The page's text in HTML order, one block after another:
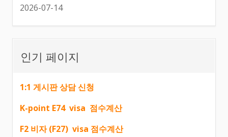
2026-07-14
인기 페이지
1:1 게시판 상담 신청
K-point E74 visa 점수계산
F2 비자 (F27) visa 점수계산